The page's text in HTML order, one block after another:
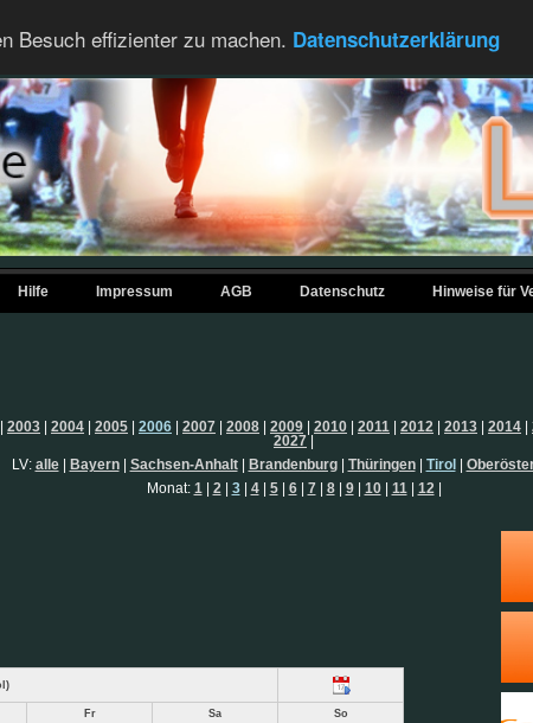
Besuch effizienter zu machen. Datenschutzerklärung
Hilfe Impressum AGB Datenschutz Hinweise für
2003 2004 2005 2006 2007 2008 2009 2010 2011 2012 2013 2014
2027
LV: alle| Bayern| Sachsen-Anhalt| Brandenburg| Thüringen| Tirol
Monat: 1 2 3| 4| 5| 6| 7 8| 9| 10| 11 12
Fr Sa So